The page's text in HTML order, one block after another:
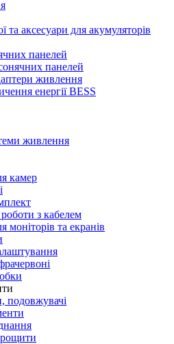
та аксесуари для акумуляторів
панелей
панелей
живлення
енергії BESS
живлення
камер
з кабелем
та екранів
подовжувачі